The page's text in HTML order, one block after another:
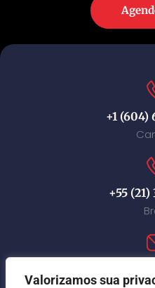
Valorizamos sua
+1 (604)
+55 (21)